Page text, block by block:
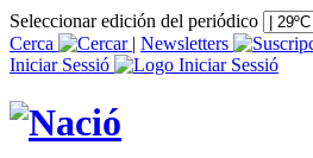
Seleccionar edición del periódico
Cerca
| Newsletters
Iniciar Sessió